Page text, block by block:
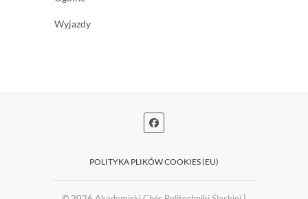
Wyjazdy
POLITYKA PLIKÓW COOKIES (EU)